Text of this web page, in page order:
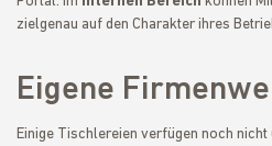
zielgenau auf den Charakter ihres
Eigene
Einige Tischlereien verfügen noch nicht